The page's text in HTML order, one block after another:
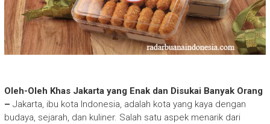
Oleh-Oleh Khas Jakarta yang Enak dan Disukai Banyak Orang
– Jakarta, ibu kota Indonesia, adalah kota yang kaya dengan
budaya, sejarah, dan kuliner. Salah satu aspek menarik dari